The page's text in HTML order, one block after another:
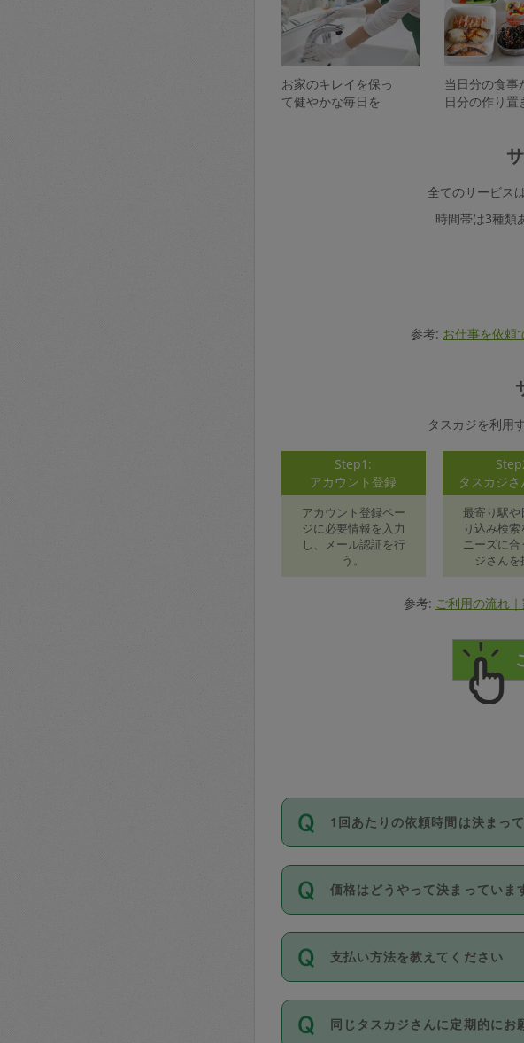
お家のキレイを保っ
て健やかな毎日を
当日分の食事
日分の作り置
全てのサービス
時間帯は3種類
参考: お仕事を依頼
タスカジを利用
Step1:
アカウント登録
アカウント登録ペー
ジに必要情報を入力
し、メール認証を行
う。
タスカジ
最寄り駅や
り込み検索
ニーズに合
ジさんを
参考: ご利用の流れ
1回あたりの依頼時間は決まっ
依頼1回につき3時間固定です
い。機能をご利用いただくには
が必要です。なお、3時間を下
価格はどうやって決まっていま
11種類の価格帯の中からタス
タスカジさんの価格設定には最
除々に設定可能な最高額が上が
支払い方法を教えてください
お支払方法はクレジットカー
Club）のみとなります。
同じタスカジさんに定期的にお